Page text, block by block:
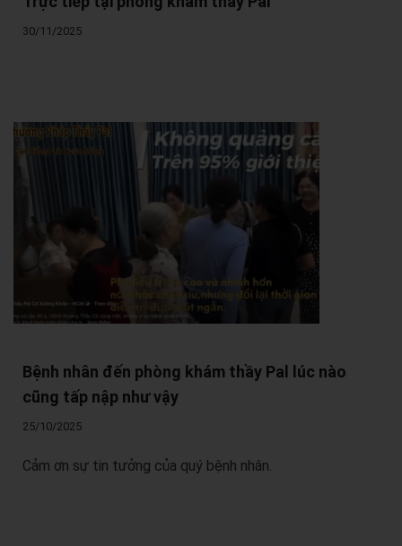
30/11/2025
Bệnh nhân đến phòng khám thầy Pal lúc nào
cũng tấp nập như vậy
25/10/2025
Cảm ơn sự tin tưởng của quý bệnh nhân.